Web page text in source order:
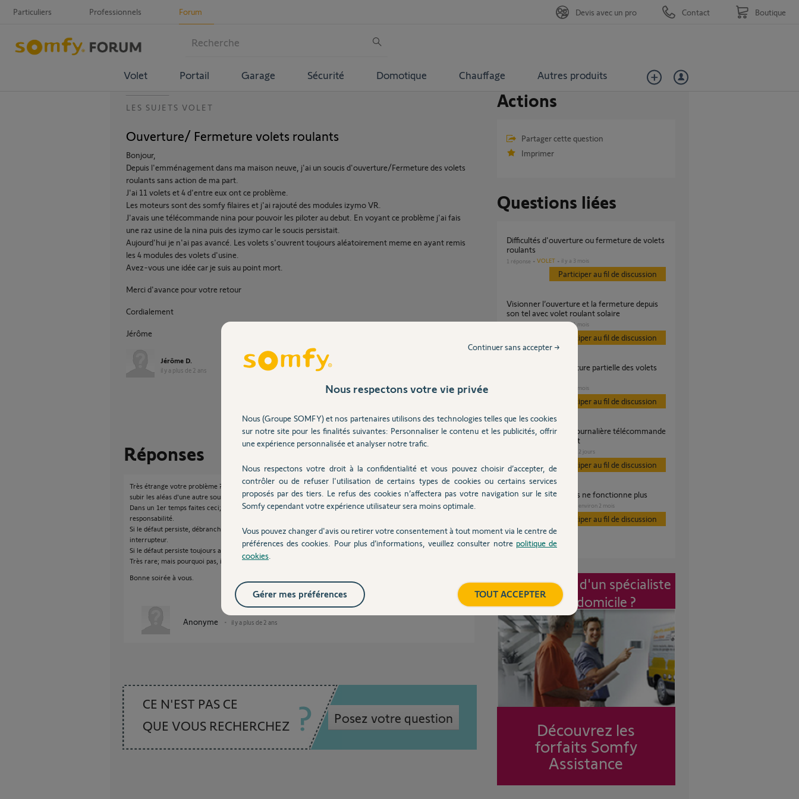
Particuliers Professionnels Forum
Volet Portail Garage Sécurité Domotique Chauffage Autres produits
Devis avec un pro Contact Boutique
LES SUJETS VOLET
Ouverture/ Fermeture volets roulants
Bonjour,
Depuis l'emménagement dans ma maison neuve, j'ai un soucis d'ouverture/Fermeture des volets
roulants sans action de ma part.
J'ai 11 volets et 4 d'entre eux ont ce problème.
Les moteurs sont des somfy filaires et j'ai rajouté des modules izymo VR.
J'avais une télécommande nina pour pouvoir les piloter au debut. En voyant ce problème j'ai fais
une raz usine de la nina puis des izymo car le soucis persistait.
Aujourd'hui je n'ai pas avancé. Les volets s'ouvrent toujours aléatoirement meme en ayant remis
les 4 modules des volets d'usine.
Avez-vous une idée car je suis au point mort.
Merci d'avance pour votre retour
Cordialement
Jérôme
Jérôme D.
il y a plus de 2 ans
Participer au fil de discussion
Réponses
Très étrange votre problème ? En effet, le IO est protégé par une clef, donc, ne peut pas
subir les aléas d'une autre source d'émission.
Dans un 1er temps faites ceci; retirez la pile de la Nina pour lever le doute sur sa
responsabilité.
Si le défaut persiste, débranchez vos 4 Izymo et remettez les 4 VR en mode filaire
interrupteur.
Si le défaut persiste toujours alors ce sont ces Izymo qui sont défectueux.
Très rare; mais pourquoi pas, il faut bien trouver un coupable.
Bonne soirée à vous.
Anonyme il y a plus de 2 ans
CE N'EST PAS CE
QUE VOUS RECHERCHEZ
Posez votre question
Actions
Partager cette question
Imprimer
Questions liées
Difficultés d'ouverture ou fermeture de volets
roulants
1 réponse VOLET il y a 3 mois
Participer au fil de discussion
Visionner l’ouverture et la fermeture depuis
son tel avec volet roulant solaire
VOLET il y a 4 mois
Participer au fil de discussion
il y a 7 mois
Participer au fil de discussion
Déprogrammation journalière télécommande
IO pour volet roulant
il y a 12 jours
Participer au fil de discussion
Mes Scénarios volets ne fonctionne plus
il y a environ 2 mois
Participer au fil de discussion
Intervention d'un spécialiste
à mon domicile ?
Découvrez les
forfaits Somfy
Assistance
Nous respectons votre vie privée
Nous (Groupe SOMFY) et nos partenaires utilisons des technologies telles que les cookies
sur notre site pour les finalités suivantes: Personnaliser le contenu et les publicités, offrir
une expérience personnalisée et analyser notre trafic.
Nous respectons votre droit à la confidentialité et vous pouvez choisir d’accepter, de
contrôler ou de refuser l'utilisation de certains types de cookies ou certains services
proposés par des tiers. Le refus des cookies n’affectera pas votre navigation sur le site
Somfy cependant votre expérience utilisateur sera moins optimale.
Vous pouvez changer d'avis ou retirer votre consentement à tout moment via le centre de
préférences des cookies. Pour plus d’informations, veuillez consulter notre politique de
cookies
Continuer sans accepter →
TOUT ACCEPTER
Gérer mes préférences